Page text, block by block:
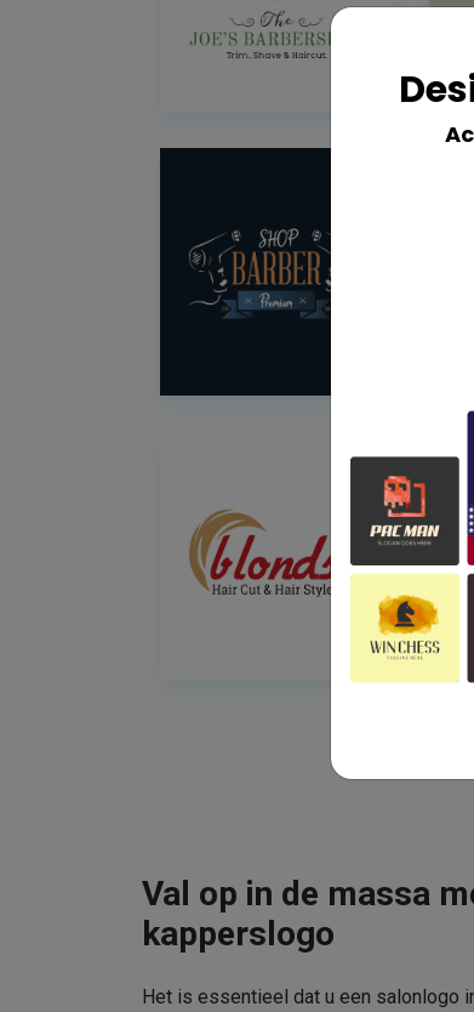
Val op in de massa
kapperslogo
Het is essentieel dat u een salonlogo